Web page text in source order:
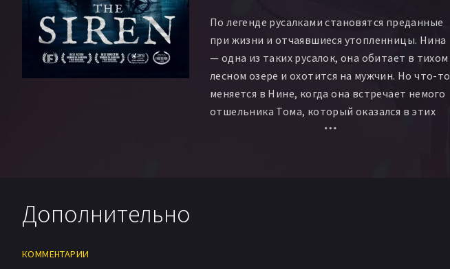
По легенде русалками становятся преданные
при жизни и отчаявшиеся утопленницы. Нина
— одна из таких русалок, она обитает в тихом
лесном озере и охотится на мужчин. Но что-то
меняется в Нине, когда она встречает немого
отшельника Тома, который оказался в этих
краях в поисках уединения. Том тут же
Дополнительно
КОММЕНТАРИИ